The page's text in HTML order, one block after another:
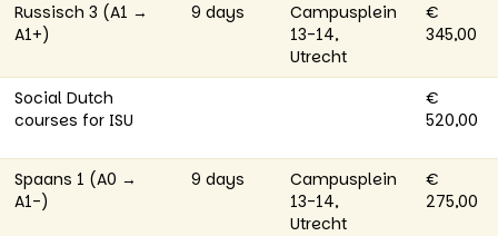
Russisch 3 (A1 →
A1+)
9 days
Campusplein
13-14,
Utrecht
€
345,00
Social Dutch
courses for ISU
€
520,00
Spaans 1 (A0 →
A1-)
9 days
Campusplein
13-14,
Utrecht
€
275,00